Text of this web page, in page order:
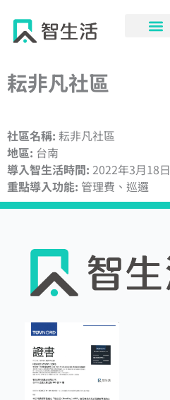
內
容耘非凡社區
社區名稱: 耘非凡社區
地區: 台南
導入智生活時間: 2022年3月18日
重點導入功能: 管理費、巡邏